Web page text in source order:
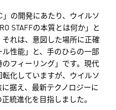
の開発にあたり、ウイルソ
STAFFの本質とは何か」と
れは、意図した場所に正確
性能」と、手のひらの一部
フィーリング」です。現代
化していますが、ウイルソ
据え、最新テクノロジーに
統進化を目指しました。